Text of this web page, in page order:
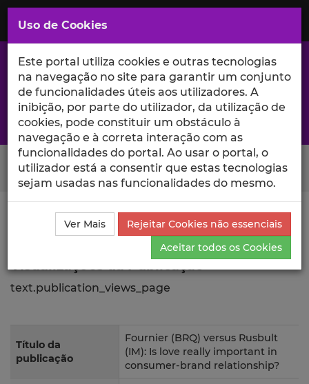
Saltar
para
Conteúdo
Principal
A excelência da investigação e ciência no Iscte
Search Button
Ciência_Iscte Publicações
Descrição Detalhada da
Publicação
Visualizações
text.publication_views_page
Título da
publicação
Fournier (BRQ) versus Rusbult
(IM): Is love really important in
consumer-brand relationship?
Uso de Cookies
Este portal utiliza cookies e outras tecnologias
na navegação no site para garantir um conjunto
de funcionalidades úteis aos utilizadores. A
inibição, por parte do utilizador, da utilização de
cookies, pode constituir um obstáculo à
navegação e à correta interação com as
funcionalidades do portal. Ao usar o portal, o
utilizador está a consentir que estas tecnologias
sejam usadas nas funcionalidades do mesmo.
Ver Mais
Rejeitar Cookies não essenciais
Aceitar todos os Cookies